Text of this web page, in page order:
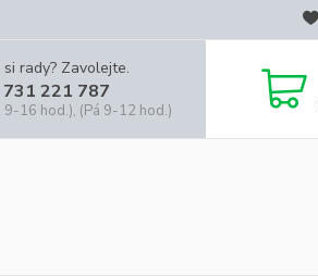
rady? Zavolejte.
221 787
9-16 hod.), (Pá 9-12 hod.)